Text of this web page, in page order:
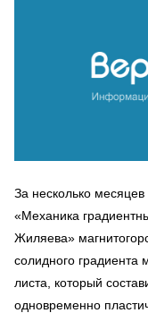
За несколько
«Механика
Жиляева»
солидного градиента
листа, который
одновременно